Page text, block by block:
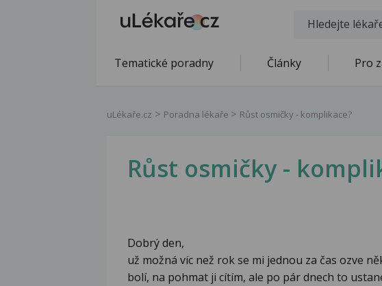
Tematické poradny Články Pro
uLékaře.cz Poradna lékaře Růst osmičky - komplikace?
Růst osmičky -
Dobrý den,
už možná víc než rok se mi jednou za čas ozve
bolí, na pohmat ji cítím, ale po pár dnech to